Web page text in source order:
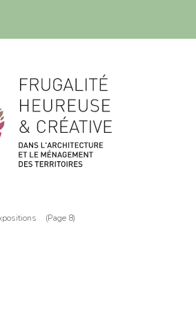
et le ménagement des territoires
(Page 8)